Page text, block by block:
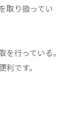
取り扱ってい
行っている。
です。